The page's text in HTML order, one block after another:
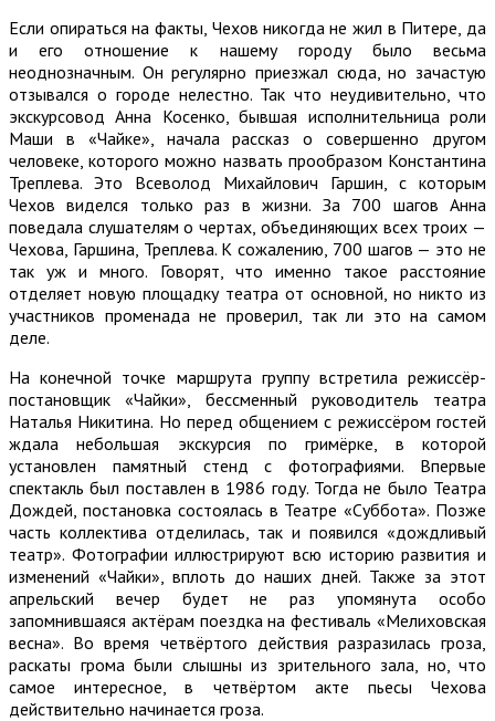
Если опираться на факты, Чехов никогда не жил в Питере, да
и его отношение к нашему городу было весьма
неоднозначным. Он регулярно приезжал сюда, но зачастую
отзывался о городе нелестно. Так что неудивительно, что
экскурсовод Анна Косенко, бывшая исполнительница роли
Маши в «Чайке», начала рассказ о совершенно другом
человеке, которого можно назвать прообразом Константина
Треплева. Это Всеволод Михайлович Гаршин, с которым
Чехов виделся только раз в жизни. За 700 шагов Анна
поведала слушателям о чертах, объединяющих всех троих —
Чехова, Гаршина, Треплева. К сожалению, 700 шагов — это не
так уж и много. Говорят, что именно такое расстояние
отделяет новую площадку театра от основной, но никто из
участников променада не проверил, так ли это на самом
деле.
На конечной точке маршрута группу встретила режиссёр-
постановщик «Чайки», бессменный руководитель театра
Наталья Никитина. Но перед общением с режиссёром гостей
ждала небольшая экскурсия по гримёрке, в которой
установлен памятный стенд с фотографиями. Впервые
спектакль был поставлен в 1986 году. Тогда не было Театра
Дождей, постановка состоялась в Театре «Суббота». Позже
часть коллектива отделилась, так и появился «дождливый
театр». Фотографии иллюстрируют всю историю развития и
изменений «Чайки», вплоть до наших дней. Также за этот
апрельский вечер будет не раз упомянута особо
запомнившаяся актёрам поездка на фестиваль «Мелиховская
весна». Во время четвёртого действия разразилась гроза,
раскаты грома были слышны из зрительного зала, но, что
самое интересное, в четвёртом акте пьесы Чехова
действительно начинается гроза.